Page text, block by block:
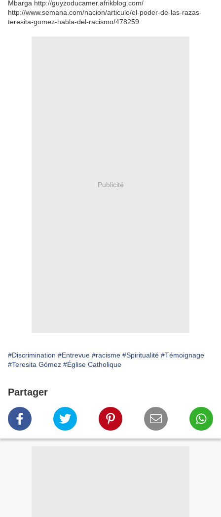
Mbarga http://guyzoducamer.afrikblog.com/
http://www.semana.com/nacion/articulo/el-poder-de-las-razas-
teresita-gomez-habla-del-racismo/478259
Publicité
#Discrimination #Entrevue #racisme #Spiritualité #Témoignage
#Teresita Gómez #Église Catholique
Partager